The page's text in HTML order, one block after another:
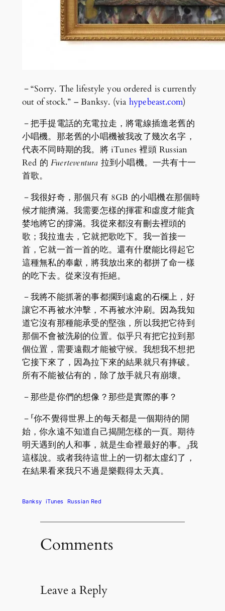
－“Sorry. The lifestyle you ordered is currently
out of stock.” – Banksy. (via hypebeast.com)
－把手提電話的充電拉走，將電線插進老舊的
小唱機。那老舊的小唱機被我改了幾次名字，
代表不同時期的我。將 iTunes 裡頭 Russian
Red 的Fuerteventura 拉到小唱機。一共有十一
首歌。
－我很好奇，那個只有 8GB 的小唱機在那個時
候才能擠滿。我需要怎樣的揮霍和虛度才能貪
婪地將它的撐滿。我從來都沒有刪去裡頭的
歌；我拉進去，它就把歌吃下。我一首接一
首，它就一首一首的吃。還有什麼能比得起它
這種無私的奉獻，將我放出來的都拼了命一樣
的吃下去。從來沒有拒絕。
－我將不能抓著的事都擱到遠處的石欄上，好
讓它不再被水沖擊，不再被水沖刷。因為我知
道它沒有那種能承受的堅強，所以我把它待到
那個不會被洗刷的位置。似乎只有把它拉到那
個位置，需要遠觀才能被守候。我想我不想把
它接下來了，因為拉下來的結果就只有摔破。
所有不能被佔有的，除了放手就只有崩壞。
－那些是你們的想像？那些是實際的事？
－「你不覺得世界上的每天都是一個期待的開
始，你永遠不知道自己揭開怎樣的一頁。期待
明天遇到的人和事，就是生命裡最好的事。」我
這樣說。或者我待這世上的一切都太虛幻了，
在結果看來我只不過是樂觀得太天真。
Banksy iTunes Russian Red
Comments
Leave a Reply